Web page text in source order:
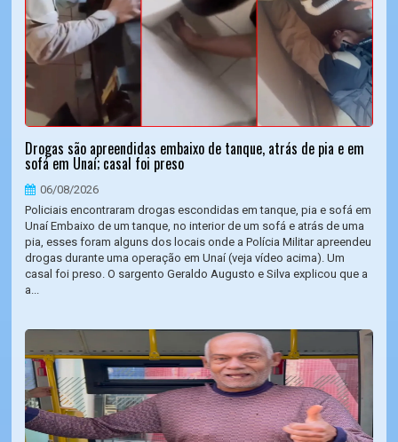
Drogas são apreendidas embaixo de tanque, atrás de pia e em
sofá em Unaí; casal foi preso
06/08/2026
Policiais encontraram drogas escondidas em tanque, pia e sofá em
Unaí Embaixo de um tanque, no interior de um sofá e atrás de uma
pia, esses foram alguns dos locais onde a Polícia Militar apreendeu
drogas durante uma operação em Unaí (veja vídeo acima). Um
casal foi preso. O sargento Geraldo Augusto e Silva explicou que a
a...